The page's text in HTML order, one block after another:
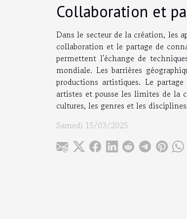
Collaboration et
Dans le secteur de la création, les
collaboration et le partage de
permettent l'échange de
mondiale. Les barrières
productions artistiques. Le
artistes et pousse les limites de la
cultures, les genres et les
Samedi 15/03/2025